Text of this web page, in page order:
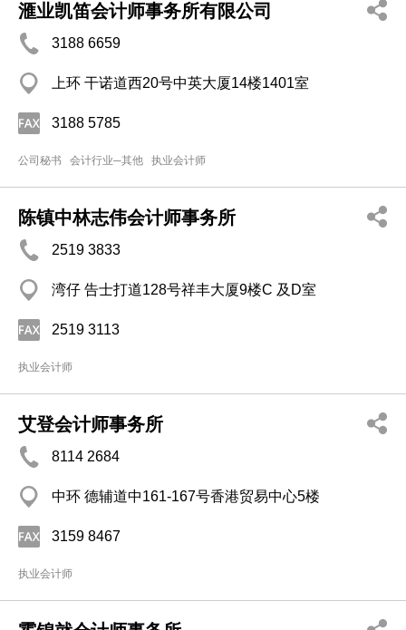
滙业凯笛会计师事务所有限公司
3188 6659
上环 干诺道西20号中英大厦14楼1401室
3188 5785
公司秘书 会计行业─其他 执业会计师
陈镇中林志伟会计师事务所
2519 3833
湾仔 告士打道128号祥丰大厦9楼C 及D室
2519 3113
执业会计师
艾登会计师事务所
8114 2684
中环 德辅道中161-167号香港贸易中心5楼
3159 8467
执业会计师